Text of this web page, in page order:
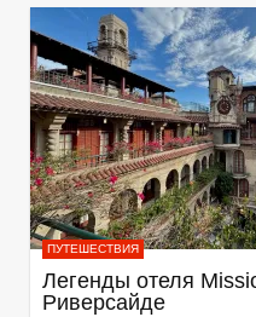
ПУТЕШЕСТВИЯ
Легенды отеля
Риверсайде